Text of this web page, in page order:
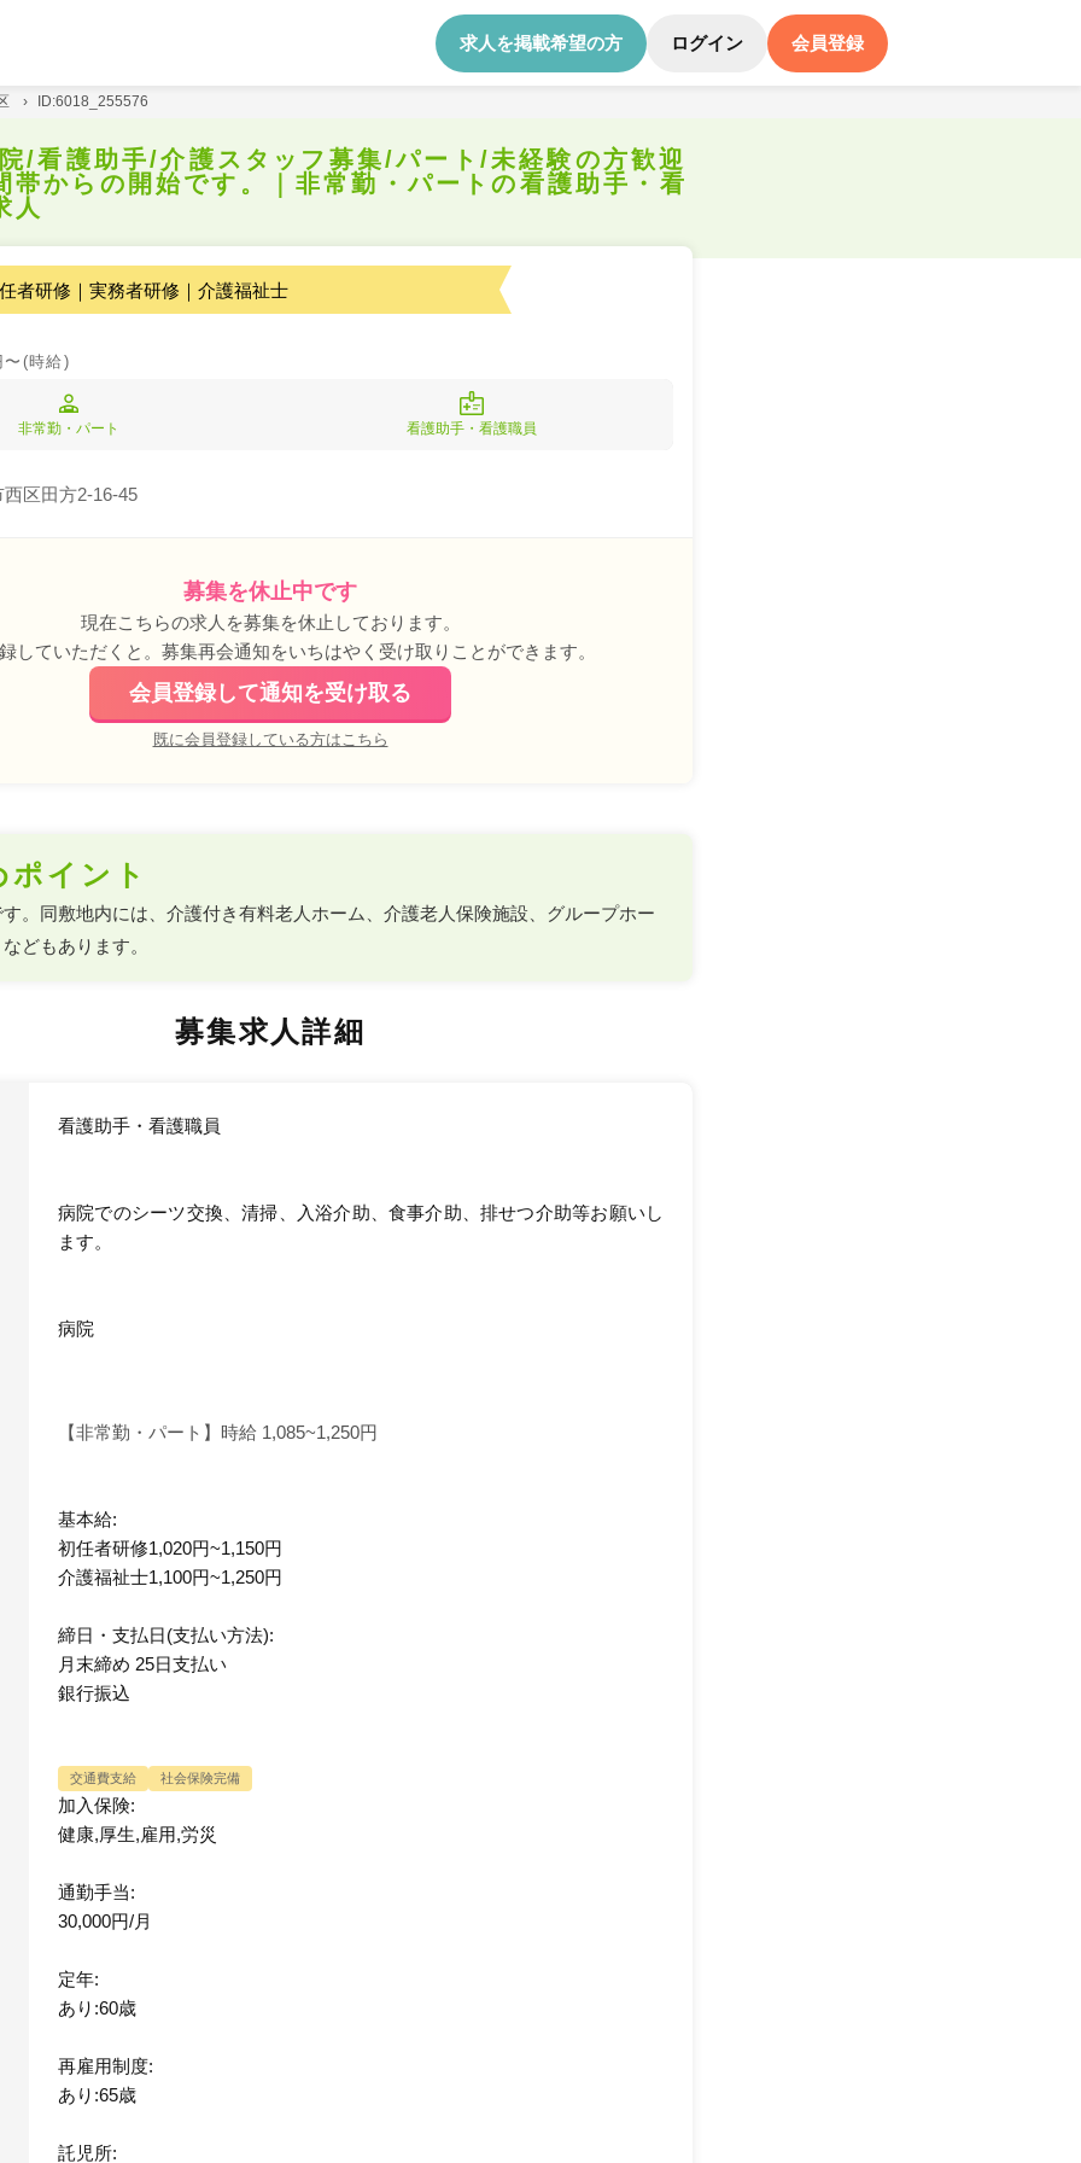
求人を掲載希望の方 ログイン 会員登録
› ID:6018_255576
/看護助手/介護スタッフ募集/パート/未経験の方歓迎
帯からの開始です。｜非常勤・パートの看護助手・看
人
者研修｜実務者研修｜介護福祉士
〜(時給)
非常勤・パート 看護助手・看護職員
区田方2-16-45
募集を休止中です
現在こちらの求人を募集を休止しております。
していただくと。募集再会通知をいちはやく受け取りことができます。
会員登録して通知を受け取る
既に会員登録している方はこちら
イント
。同敷地内には、介護付き有料老人ホーム、介護老人保険施設、グループホー
どもあります。
募集求人詳細
看護助手・看護職員
病院でのシーツ交換、清掃、入浴介助、食事介助、排せつ介助等お願いし
ます。
病院
【非常勤・パート】時給 1,085~1,250円
基本給:
初任者研修1,020円~1,150円
介護福祉士1,100円~1,250円
締日・支払日(支払い方法):
月末締め 25日支払い
銀行振込
交通費支給 社会保険完備
加入保険:
健康,厚生,雇用,労災
通勤手当:
30,000円/月
定年:
あり:60歳
再雇用制度:
あり:65歳
託児所: